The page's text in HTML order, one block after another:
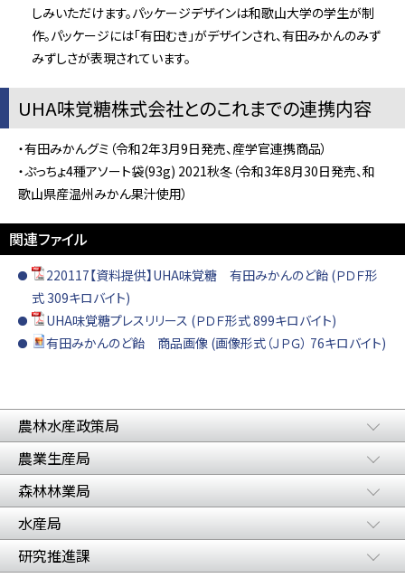
しみいただけます。パッケージデザインは和歌山大学の学生が制
作。パッケージには「有田むき」がデザインされ、有田みかんのみず
みずしさが表現されています。
UHA味覚糖株式会社とのこれまでの連携内容
・有田みかんグミ（令和2年3月9日発売、産学官連携商品）
・ぷっちょ4種アソート袋(93g) 2021秋冬（令和3年8月30日発売、和
歌山県産温州みかん果汁使用）
関連ファイル
220117【資料提供】UHA味覚糖 有田みかんのど飴 (ＰＤＦ形
式 309キロバイト)
UHA味覚糖プレスリリース (ＰＤＦ形式 899キロバイト)
有田みかんのど飴 商品画像 (画像形式（ＪＰＧ） 76キロバイト)
農林水産政策局
農業生産局
森林林業局
水産局
研究推進課